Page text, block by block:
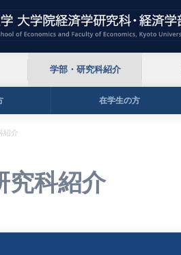
学部・研究科紹介
在学生の方
紹介
究科紹介